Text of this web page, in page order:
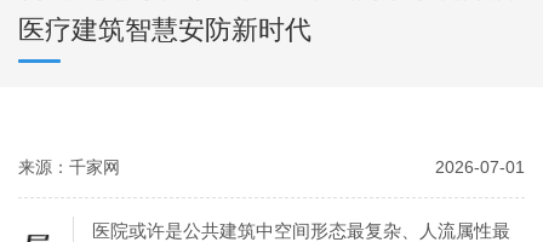
医疗建筑智慧安防新时代
来源：千家网 2026-07-01
医院或许是公共建筑中空间形态最复杂、人流属性最